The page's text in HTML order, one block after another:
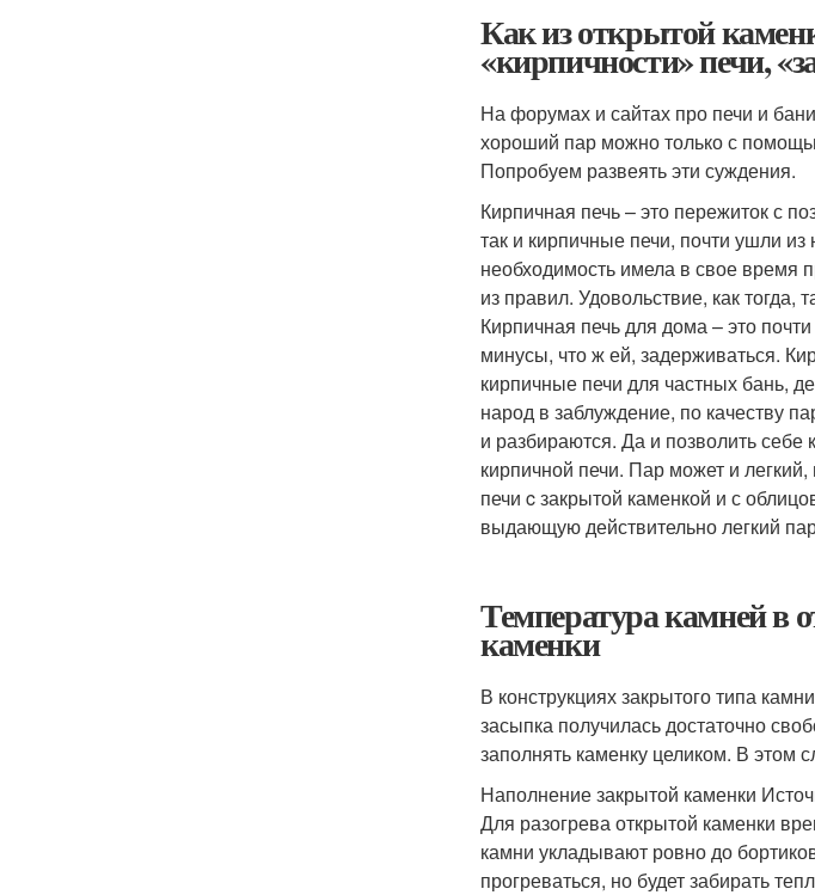
Как из открытой
«кирпичности» печи,
На форумах и сайтах про печи и
хороший пар можно только с
Попробуем развеять эти суждения.
Кирпичная печь – это пережиток с
так и кирпичные печи, почти ушли
необходимость имела в свое время
из правил. Удовольствие, как
Кирпичная печь для дома – это
минусы, что ж ей, задерживаться.
кирпичные печи для частных бань,
народ в заблуждение, по качеству
и разбираются. Да и позволить себе
кирпичной печи. Пар может и
печи c закрытой каменкой и с
выдающую действительно легкий
Температура камней в
каменки
В конструкциях закрытого типа
засыпка получилась достаточно
заполнять каменку целиком. В этом
Наполнение закрытой каменки
Для разогрева открытой каменки
камни укладывают ровно до
прогреваться, но будет забирать